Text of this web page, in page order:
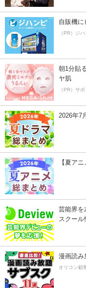
自販機に
（PR）ジ
朝1分貼
ヤ肌
（PR）サ
2026年7
【夏ア
芸能界を
スクール
漫画読み
オリコン顧